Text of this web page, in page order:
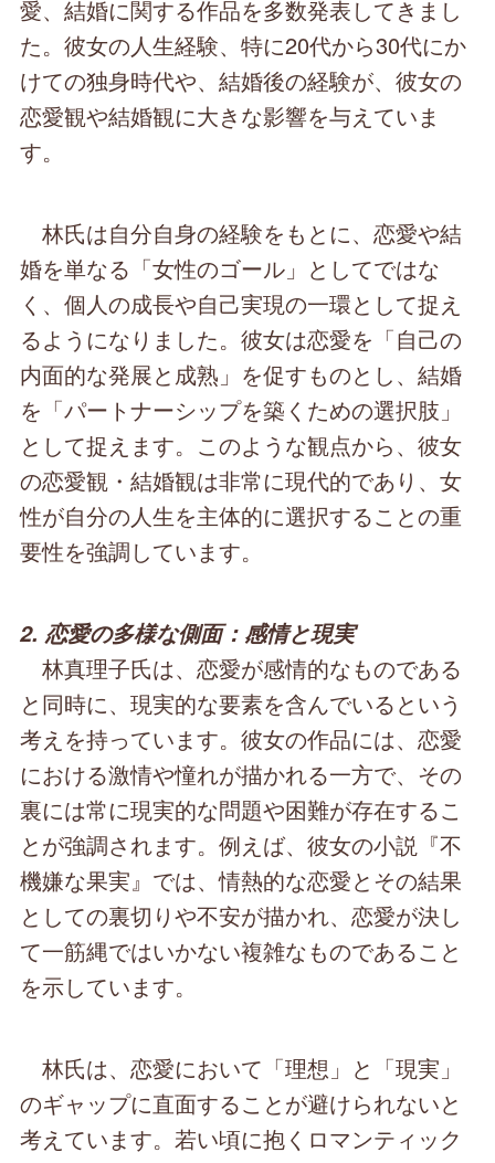
愛、結婚に関する作品を多数発表してきまし
た。彼女の人生経験、特に20代から30代にか
けての独身時代や、結婚後の経験が、彼女の
恋愛観や結婚観に大きな影響を与えていま
す。
林氏は自分自身の経験をもとに、恋愛や結
婚を単なる「女性のゴール」としてではな
く、個人の成長や自己実現の一環として捉え
るようになりました。彼女は恋愛を「自己の
内面的な発展と成熟」を促すものとし、結婚
を「パートナーシップを築くための選択肢」
として捉えます。このような観点から、彼女
の恋愛観・結婚観は非常に現代的であり、女
性が自分の人生を主体的に選択することの重
要性を強調しています。
2. 恋愛の多様な側面：感情と現実
林真理子氏は、恋愛が感情的なものである
と同時に、現実的な要素を含んでいるという
考えを持っています。彼女の作品には、恋愛
における激情や憧れが描かれる一方で、その
裏には常に現実的な問題や困難が存在するこ
とが強調されます。例えば、彼女の小説『不
機嫌な果実』では、情熱的な恋愛とその結果
としての裏切りや不安が描かれ、恋愛が決し
て一筋縄ではいかない複雑なものであること
を示しています。
林氏は、恋愛において「理想」と「現実」
のギャップに直面することが避けられないと
考えています。若い頃に抱くロマンティック